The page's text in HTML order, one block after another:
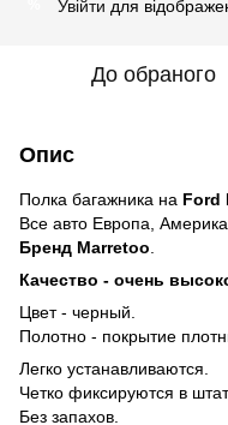
Увійти для
До обраного
Опис
Полка багажника на Ford
Все авто Европа,
Бренд Marretoo
Качество - очень
Цвeт - черный.
Полотно - покрытие
Легко устанавливаются.
Четко фиксируются в
Без запахов.